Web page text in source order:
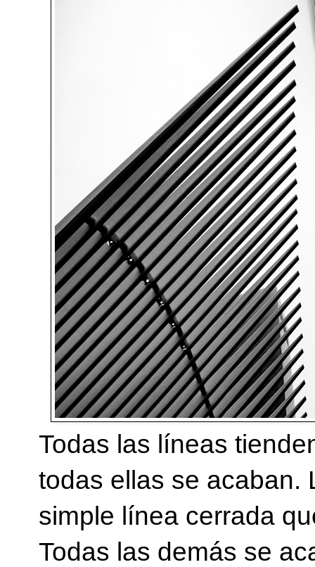
Todas las líneas
todas ellas se acaban.
simple línea cerrada
Todas las demás se